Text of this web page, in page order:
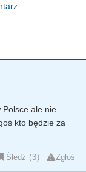
Polsce ale nie
kto będzie za
Śledź 3 Zgłoś